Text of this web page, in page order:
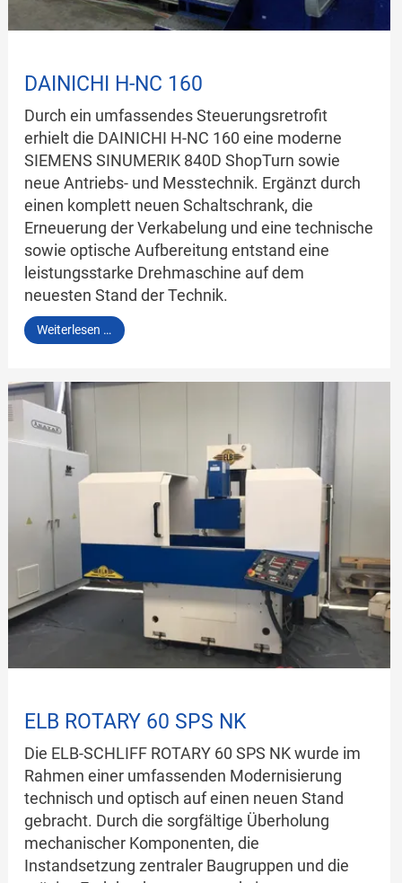
DAINICHI H-NC 160
Durch ein umfassendes Steuerungsretrofit
erhielt die DAINICHI H-NC 160 eine moderne
SIEMENS SINUMERIK 840D ShopTurn sowie
neue Antriebs- und Messtechnik. Ergänzt durch
einen komplett neuen Schaltschrank, die
Erneuerung der Verkabelung und eine technische
sowie optische Aufbereitung entstand eine
leistungsstarke Drehmaschine auf dem
neuesten Stand der Technik.
Weiterlesen … DAINICHI
ELB ROTARY 60 SPS NK
Die ELB-SCHLIFF ROTARY 60 SPS NK wurde im
Rahmen einer umfassenden Modernisierung
technisch und optisch auf einen neuen Stand
gebracht. Durch die sorgfältige Überholung
mechanischer Komponenten, die
Instandsetzung zentraler Baugruppen und die